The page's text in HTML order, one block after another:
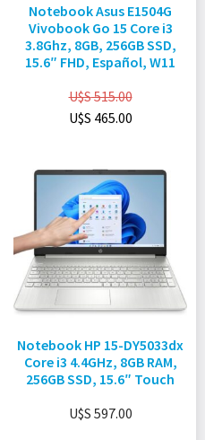
Notebook Asus E1504G
Vivobook Go 15 Core i3
3.8Ghz, 8GB, 256GB SSD,
15.6″ FHD, Español, W11
U$S515.00
U$S 465.00
Notebook HP 15-DY5033dx
Core i3 4.4GHz, 8GB RAM,
256GB SSD, 15.6″ Touch
U$S 597.00